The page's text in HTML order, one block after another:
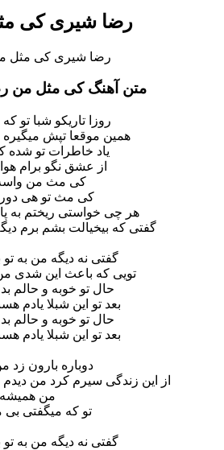
رضا شیری کی
متن آهنگ کی مثل من
روزا تاریکو شبا تو
همین موقعا تپش میگیره
یاد خاطرات تو شده
از عشق نگو برام
کی مث من واسه
کی مث تو هی دور
هر چی خواستی ریختم به
گفتی که بیخیالت بشم برم
گفتی نه دیگه من به تو
تویی که باعث این شدی
حال تو خوبه و حالم
بعد تو این شبلا
حال تو خوبه و حالم
بعد تو این شبلا
دوباره بارون زد
از این زندگی سیرم کرد من
من همیشه
تو که میگفتی
گفتی نه دیگه من به تو